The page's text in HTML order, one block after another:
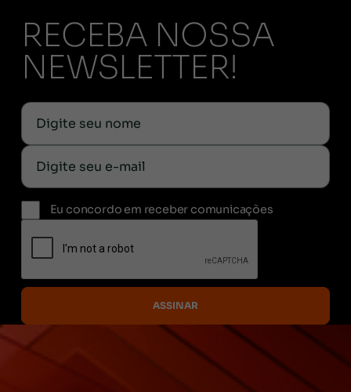
RECEBA NOSSA
NEWSLETTER!
Eu concordo em receber comunicações